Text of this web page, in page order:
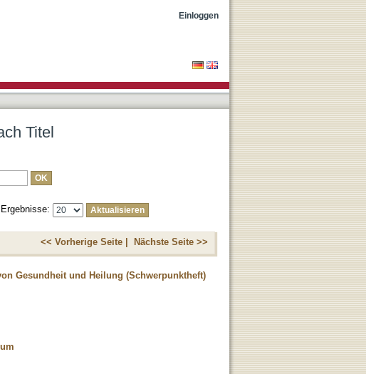
Einloggen
Titel
Ergebnisse:
<< Vorherige Seite | Nächste Seite >>
Gesundheit und Heilung (Schwerpunktheft)